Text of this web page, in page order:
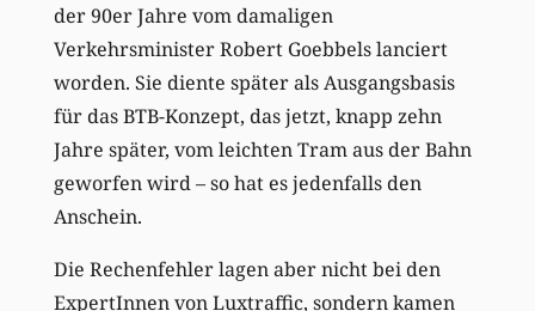
der 90er Jahre vom damaligen
Verkehrsminister Robert Goebbels lanciert
worden. Sie diente später als Ausgangsbasis
für das BTB-Konzept, das jetzt, knapp zehn
Jahre später, vom leichten Tram aus der Bahn
geworfen wird – so hat es jedenfalls den
Anschein.
Die Rechenfehler lagen aber nicht bei den
ExpertInnen von Luxtraffic, sondern kamen